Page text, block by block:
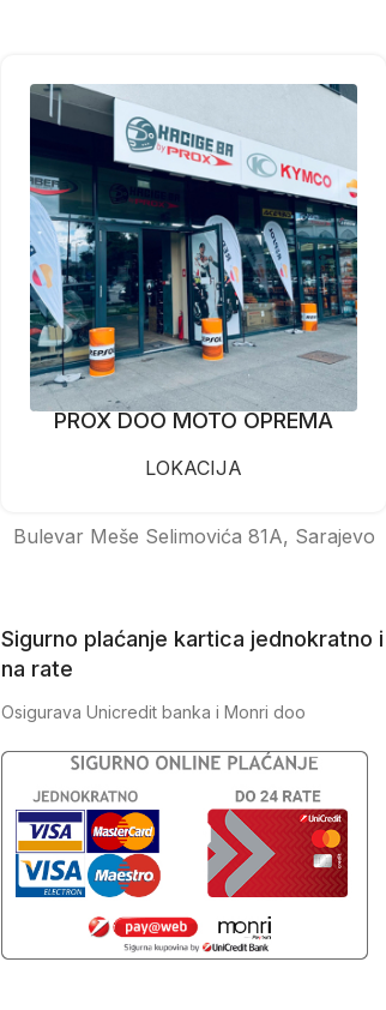
PROX DOO MOTO OPREMA
LOKACIJA
Bulevar Meše Selimovića 81A, Sarajevo
Sigurno plaćanje kartica jednokratno i
na rate
Osigurava Unicredit banka i Monri doo